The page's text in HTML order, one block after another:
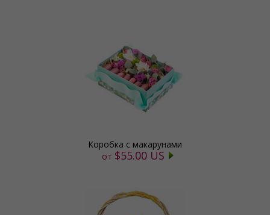
Коробка с макарунами
от $55.00 US